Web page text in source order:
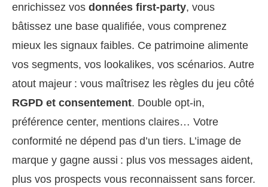
enrichissez vos données first‑party, vous
bâtissez une base qualifiée, vous comprenez
mieux les signaux faibles. Ce patrimoine alimente
vos segments, vos lookalikes, vos scénarios. Autre
atout majeur : vous maîtrisez les règles du jeu côté
RGPD et consentement. Double opt‑in,
préférence center, mentions claires… Votre
conformité ne dépend pas d’un tiers. L’image de
marque y gagne aussi : plus vos messages aident,
plus vos prospects vous reconnaissent sans forcer.